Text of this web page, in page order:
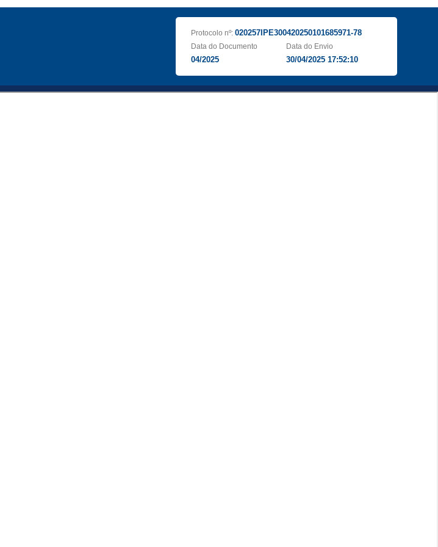
Protocolo nº: 020257IPE300420250101685971-78
Data do Documento
04/2025
Data do Envio
30/04/2025 17:52:10